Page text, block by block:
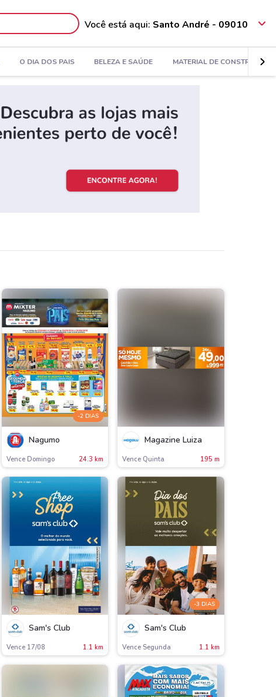
Você está aqui: Santo André - 09010
O DIA DOS PAIS BELEZA E SAÚDE MATERIAL DE CONSTRUÇÃO
-2 DIAS
Nagumo
Vence Domingo 24.3 km
Magazine Luiza
Vence Quinta 195 m
Sam's Club
Vence 17/08 1.1 km
-3 DIAS
Sam's Club
Vence Segunda 1.1 km